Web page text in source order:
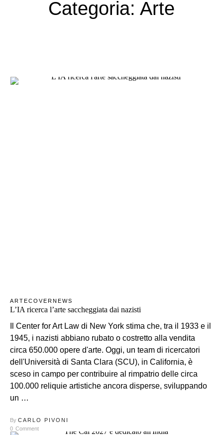
Categoria: Arte
ARTECOVERNEWS
L’IA ricerca l’arte saccheggiata dai nazisti
Il Center for Art Law di New York stima che, tra il 1933 e il
1945, i nazisti abbiano rubato o costretto alla vendita
circa 650.000 opere d'arte. Oggi, un team di ricercatori
dell'Università di Santa Clara (SCU), in California, è
sceso in campo per contribuire al rimpatrio delle circa
100.000 reliquie artistiche ancora disperse, sviluppando
un …
By CARLO PIVONI
0 Comment